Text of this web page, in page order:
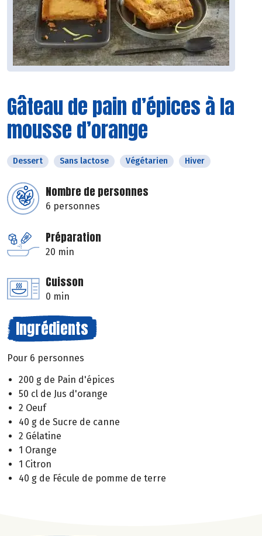
Gâteau de pain d’épices à la
mousse d’orange
Dessert Sans lactose Végétarien Hiver
Nombre de personnes
6 personnes
Préparation
20 min
Cuisson
0 min
Ingrédients
Pour 6 personnes
200 g de Pain d'épices
50 cl de Jus d'orange
2 Oeuf
40 g de Sucre de canne
2 Gélatine
1 Orange
1 Citron
40 g de Fécule de pomme de terre